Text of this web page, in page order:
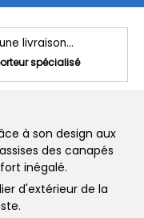
livraison...
spécialisé
à son design aux
des canapés
inégalé.
d'extérieur de la